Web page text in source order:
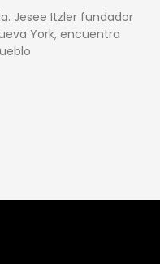
Jesee Itzler fundador
York, encuentra